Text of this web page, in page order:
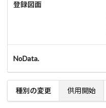
登録図面
NoData.
種別の変更 供用開始